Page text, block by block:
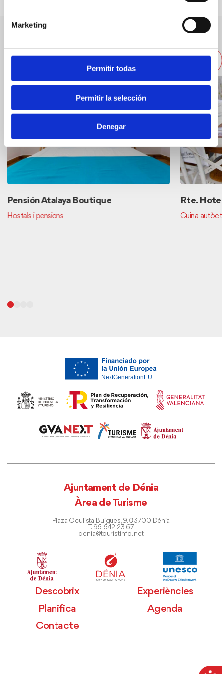
Marketing
Permitir todas
Permitir la selección
Denegar
Altres restaurants pròxims
Pensión Atalaya Boutique
Hostals i pensions
Rte.
Cuina
Ajuntament de Dénia
Àrea de Turisme
Plaza Oculista Buigues, 9. 03700 Dénia
T. 96 642 23 67
denia@touristinfo.net
Descobrix
Experiències
Planifica
Agenda
Contacte